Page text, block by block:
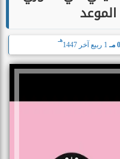
1 ربيع آخر 1447
هـ